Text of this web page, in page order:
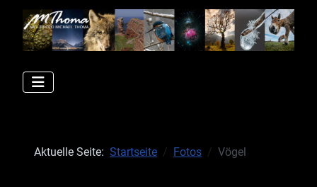
Aktuelle Seite: Startseite Fotos Vögel